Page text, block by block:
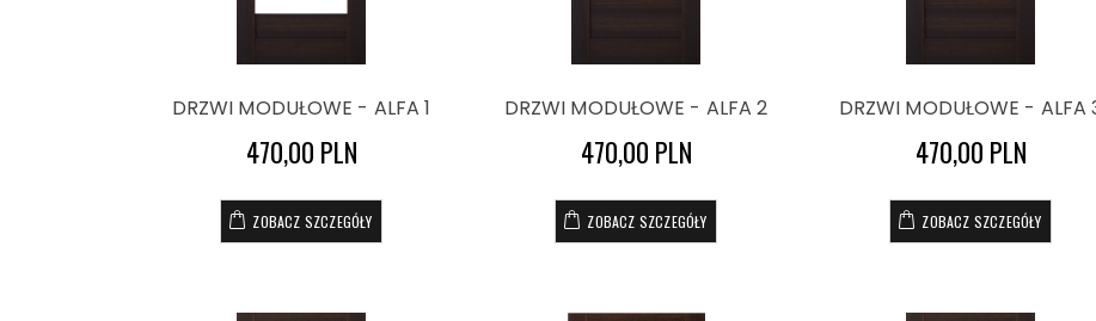
DRZWI MODUŁOWE - ALFA 1
470,00 PLN
ZOBACZ SZCZEGÓŁY
DRZWI MODUŁOWE - ALFA 2
470,00 PLN
ZOBACZ SZCZEGÓŁY
DRZWI MODUŁOWE - ALFA
470,00 PLN
ZOBACZ SZCZEGÓŁY